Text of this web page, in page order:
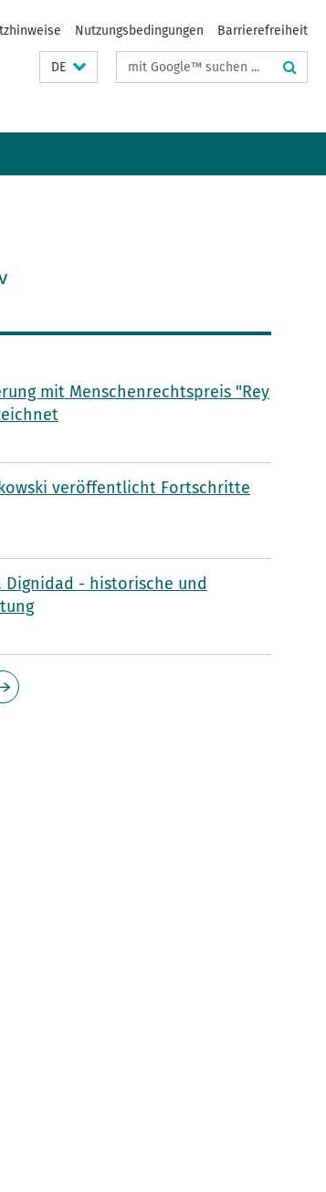
Nutzungsbedingungen Barrierefreiheit
DE Suchbegriffe
mit Menschenrechtspreis "Rey
veröffentlicht Fortschritte
Dignidad - historische und